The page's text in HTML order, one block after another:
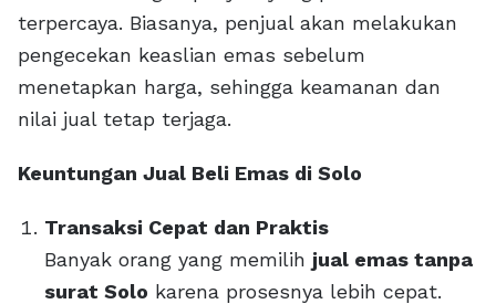
terpercaya. Biasanya, penjual akan melakukan
pengecekan keaslian emas sebelum
menetapkan harga, sehingga keamanan dan
nilai jual tetap terjaga.
Keuntungan Jual Beli Emas di Solo
Transaksi Cepat dan Praktis
Banyak orang yang memilih jual emas tanpa
surat Solo karena prosesnya lebih cepat.